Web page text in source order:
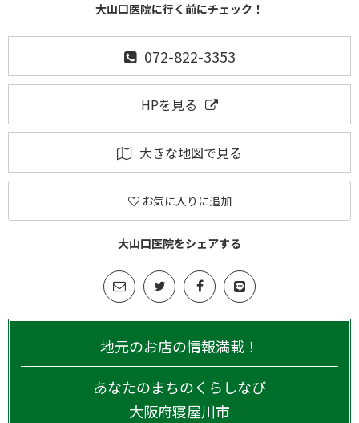
大山口医院に行く前にチェック！
072-822-3353
HPを見る
大きな地図で見る
お気に入りに追加
大山口医院をシェアする
地元のお店の情報満載！
あなたのまちのくらしなび
大阪府寝屋川市